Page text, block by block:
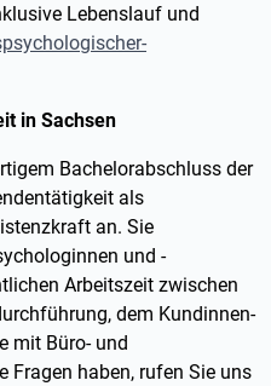
Lebenslauf und
in Sachsen
Bachelorabschluss der
als
an. Sie
und -
Arbeitszeit zwischen
dem Kundinnen-
mit Büro- und
Fragen haben, rufen Sie uns